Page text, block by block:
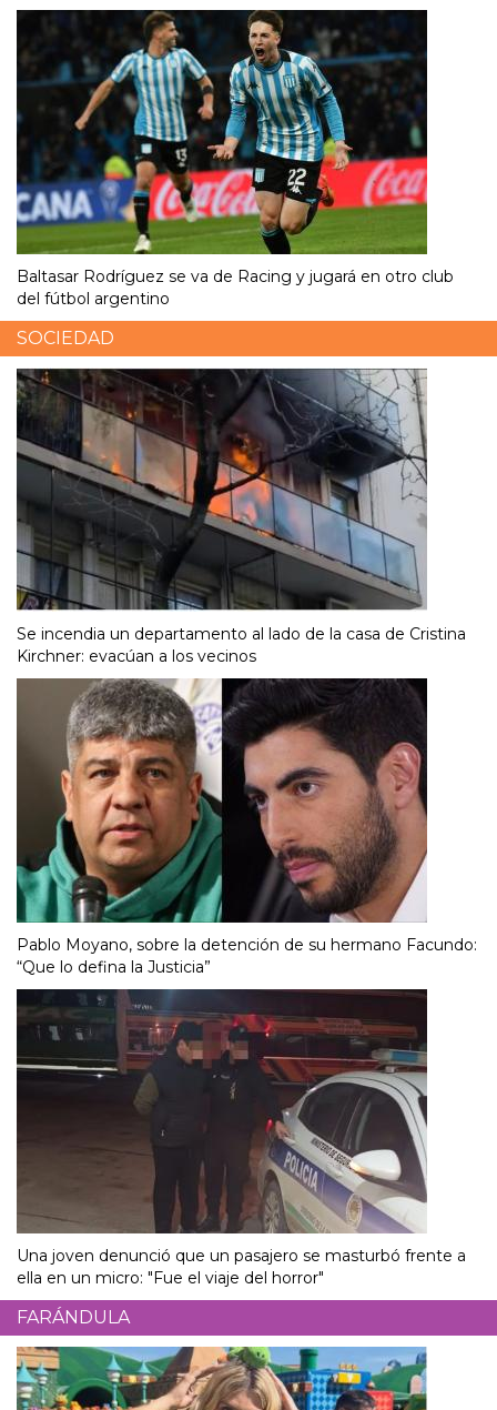
Baltasar Rodríguez se va de Racing y jugará en otro club
del fútbol argentino
SOCIEDAD
Se incendia un departamento al lado de la casa de Cristina
Kirchner: evacúan a los vecinos
Pablo Moyano, sobre la detención de su hermano Facundo:
“Que lo defina la Justicia”
Una joven denunció que un pasajero se masturbó frente a
ella en un micro: "Fue el viaje del horror"
FARÁNDULA